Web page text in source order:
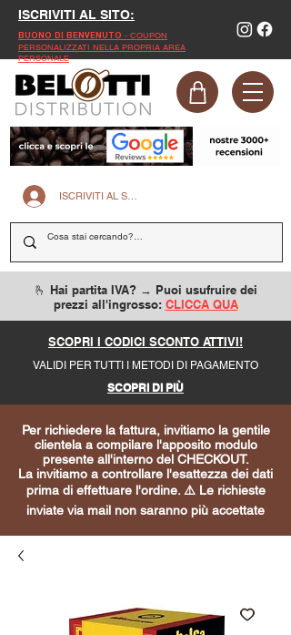
ISCRIVITI AL SITO:
BUONO DI BENVENUTO - COUPON
PERSONALIZZATI NELLA PROPRIA AREA
PERSONALE
ISCRIVITI AL SITO
🫰 Hai partita IVA? → Puoi usufruire dei
prezzi all'ingrosso: CLICCA QUA
SCOPRI I CODICI SCONTO ATTIVI!
VALIDI PER TUTTI I METODI DI PAGAMENTO
SCOPRI DI PIÙ
Per richiedere la fattura, invitiamo la gentile
clientela a compilare l'apposito modulo
presente all'interno del CHECKOUT.
La invitiamo a controllare l'esattezza dei dati
prima di effettuare l'ordine. ⚠️ Le richieste
inviate via mail non saranno più accettate